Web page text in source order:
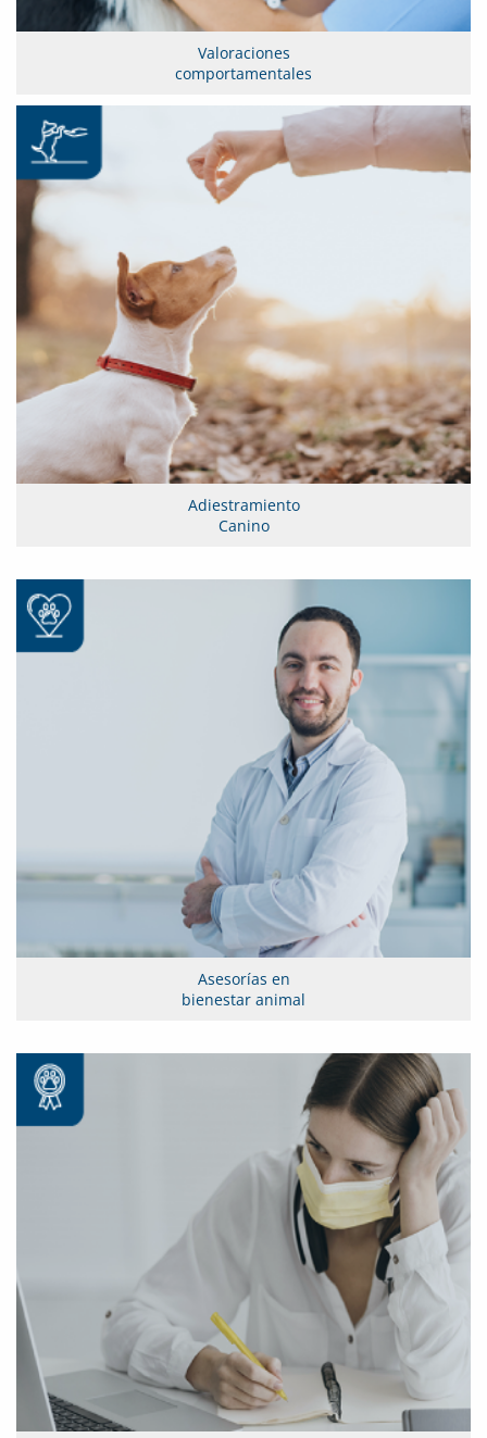
Valoraciones
comportamentales
Adiestramiento
Canino
Asesorías en
bienestar animal